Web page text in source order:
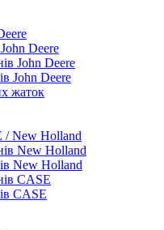
Deere
John Deere
John Deere
жаток
/ New Holland
New Holland
New Holland
CASE
CASE